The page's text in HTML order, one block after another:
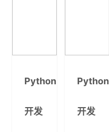
Python
开发
Python
开发